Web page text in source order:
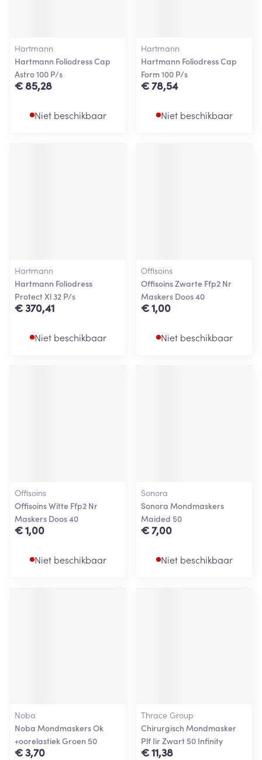
Hartmann
Hartmann Foliodress Cap
Astro 100 P/s
€ 85,28
Niet beschikbaar
Hartmann
Hartmann Foliodress Cap
Form 100 P/s
€ 78,54
Niet beschikbaar
Hartmann
Hartmann Foliodress
Protect Xl 32 P/s
€ 370,41
Niet beschikbaar
Offisoins
Offisoins Zwarte Ffp2 Nr
Maskers Doos 40
€ 1,00
Niet beschikbaar
Offisoins
Offisoins Witte Ffp2 Nr
Maskers Doos 40
€ 1,00
Niet beschikbaar
Sonora
Sonora Mondmaskers
Maided 50
€ 7,00
Niet beschikbaar
Noba
Noba Mondmaskers Ok
+oorelastiek Groen 50
€ 3,70
Thrace Group
Chirurgisch Mondmasker
Plf Iir Zwart 50 Infinity
€ 11,38